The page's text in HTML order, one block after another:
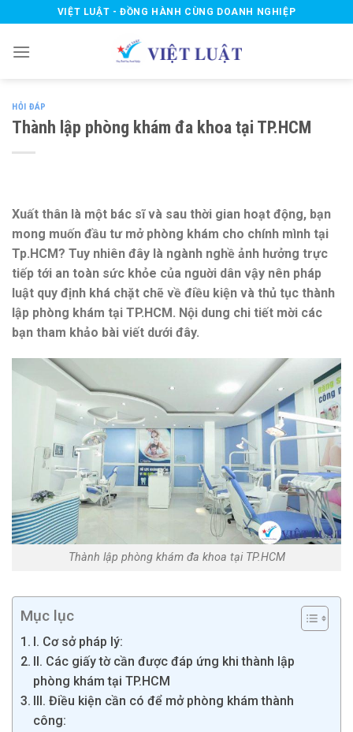
to
content
VIỆT LUẬT - ĐỒNG HÀNH CÙNG DOANH NGHIỆP
HỎI ĐÁP
Thành lập phòng khám đa khoa tại TP.HCM
Xuất thân là một bác sĩ và sau thời gian hoạt động, bạn
mong muốn đầu tư mở phòng khám cho chính mình tại
Tp.HCM? Tuy nhiên đây là ngành nghề ảnh hưởng trực
tiếp tới an toàn sức khỏe của nguời dân vậy nên pháp
luật quy định khá chặt chẽ về điều kiện và thủ tục thành
lập phòng khám tại TP.HCM. Nội dung chi tiết mời các
bạn tham khảo bài viết dưới đây.
Thành lập phòng khám đa khoa tại TP.HCM
Mục lục
I. Cơ sở pháp lý:
II. Các giấy tờ cần được đáp ứng khi thành lập
phòng khám tại TP.HCM
III. Điều kiện cần có để mở phòng khám thành
công: